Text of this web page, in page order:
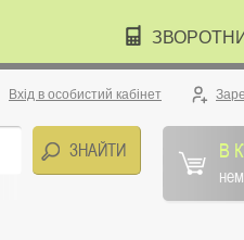
Вхід в особистий кабінет
В